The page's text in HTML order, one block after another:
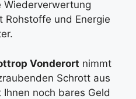
Wiederverwertung
und Energie
Vonderort nimmt
Schrott aus
noch bares Geld